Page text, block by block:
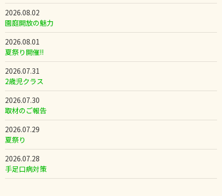
2026.08.02
園庭開放の魅力
2026.08.01
夏祭り開催!!
2026.07.31
2歳児クラス
2026.07.30
取材のご報告
2026.07.29
夏祭り
2026.07.28
手足口病対策